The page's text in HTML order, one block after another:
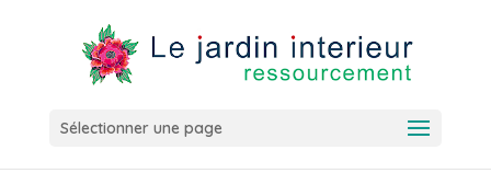
Sélectionner une page